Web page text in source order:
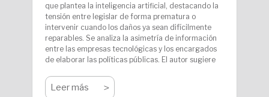
que plantea la inteligencia artificial, destacando la
tensión entre legislar de forma prematura o
intervenir cuando los daños ya sean difícilmente
reparables. Se analiza la asimetría de información
entre las empresas tecnológicas y los encargados
de elaborar las políticas públicas. El autor sugiere
elaborar una legislación tan novedosa y disruptiva
como la propia tecnología a regular.
Leer más >